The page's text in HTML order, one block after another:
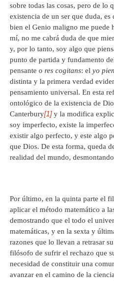
sobre todas las cosas, pero de lo
existencia de un ser que duda,
bien el Genio maligno me puede
mí, no me cabrá duda de que
y, por lo tanto, soy algo que
punto de partida y fundamento
pensante o res cogitans: el yo
distinta y la primera verdad
pensamiento universal. En esta
ontológico de la existencia de
Canterbury[1]y la modifica
soy imperfecto, existe la
existir algo perfecto, y este algo
que Dios. De esta forma, queda
realidad del mundo,
Por último, en la quinta parte el
aplicar el método matemático a
demostrando que el todo el
matemáticas, y en la sexta y
razones que lo llevan a retrasar
filósofo de sufrir el rechazo que
necesidad de constituir una
avanzar en el camino de la